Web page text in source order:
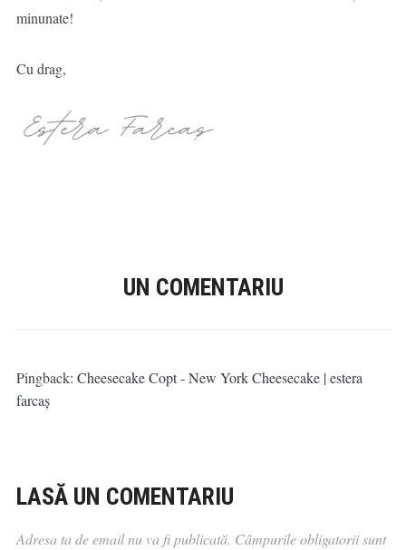
minunate!
Cu drag,
UN COMENTARIU
Pingback: Cheesecake Copt - New York Cheesecake | estera
farcaș
LASĂ UN COMENTARIU
Adresa ta de email nu va fi publicată. Câmpurile obligatorii sunt